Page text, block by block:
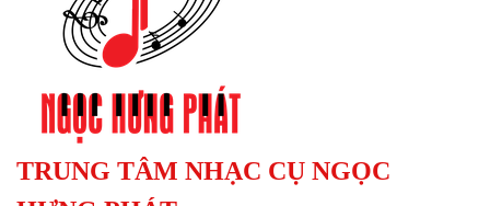
TRUNG TÂM NHẠC CỤ NGỌC